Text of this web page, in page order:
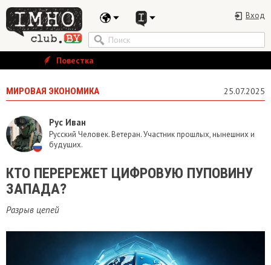
Вход
Повестка
МИРОВАЯ ЭКОНОМИКА 25.07.2025
Рус Иван
Русский Человек. Ветеран. Участник прошлых, нынешних и
будущих.
КТО ПЕРЕРЕЖЕТ ЦИФРОВУЮ ПУПОВИНУ
ЗАПАДА?
Разрыв цепей